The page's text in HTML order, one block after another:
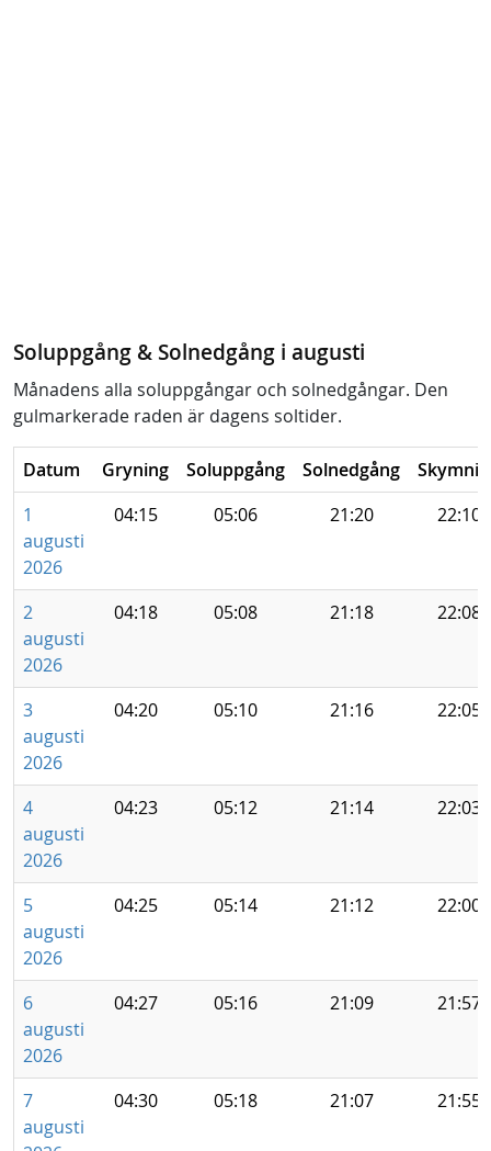
Soluppgång & Solnedgång i augusti
Månadens alla soluppgångar och solnedgångar. Den
gulmarkerade raden är dagens soltider.
Datum Gryning Soluppgång Solnedgång
1
augusti
2026
04:15 05:06 21:20 22:10
2
augusti
2026
04:18 05:08 21:18 22:08
3
augusti
2026
04:20 05:10 21:16 22:05
4
augusti
2026
04:23 05:12 21:14 22:03
5
augusti
2026
04:25 05:14 21:12 22:00
6
augusti
2026
04:27 05:16 21:09 21:57
7
augusti
04:30 05:18 21:07 21:55